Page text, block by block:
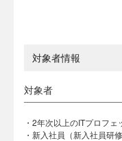
対象者情報
対象者
・2年次以上のITプロフェ
・新入社員（新入社員研